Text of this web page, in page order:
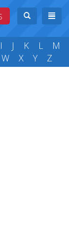
I J K L
M
W X Y Z